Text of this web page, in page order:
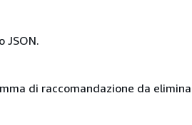
JSON.
di raccomandazione da